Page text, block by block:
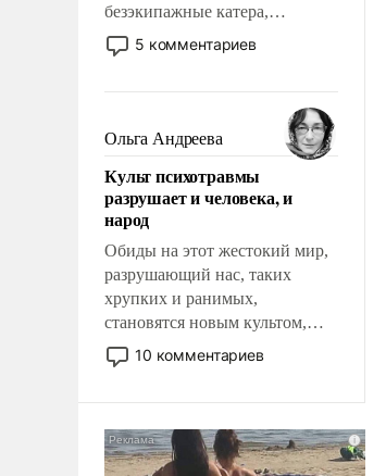
безэкипажные катера,
применение которых уже
стало обыденностью. Задача по
сложна и амбициозна. Однако
и ее реализация радикально
поднимет наши боевые
возможности.
5 комментариев
Ольга Андреева
Культ психотравмы
разрушает и человека, и
народ
Обиды на этот жестокий мир,
разрушающий нас, таких
хрупких и ранимых,
становятся новым культом,
постепенно вытесняя и
отменяя традиционное
ударами судьбы, брать на себя
ответственность, помогать
10 комментариев